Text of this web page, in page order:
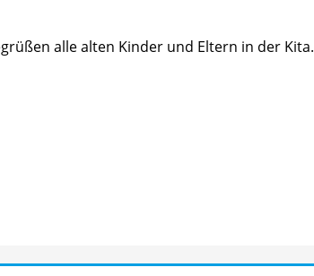
alle alten Kinder und Eltern in der Kita.